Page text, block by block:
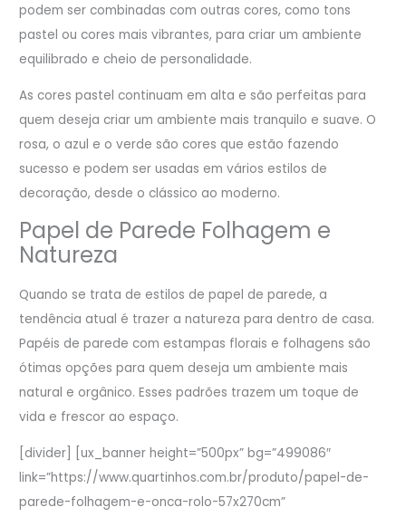
podem ser combinadas com outras cores, como tons
pastel ou cores mais vibrantes, para criar um ambiente
equilibrado e cheio de personalidade.
As cores pastel continuam em alta e são perfeitas para
quem deseja criar um ambiente mais tranquilo e suave. O
rosa, o azul e o verde são cores que estão fazendo
sucesso e podem ser usadas em vários estilos de
decoração, desde o clássico ao moderno.
Papel de Parede Folhagem e
Natureza
Quando se trata de estilos de papel de parede, a
tendência atual é trazer a natureza para dentro de casa.
Papéis de parede com estampas florais e folhagens são
ótimas opções para quem deseja um ambiente mais
natural e orgânico. Esses padrões trazem um toque de
vida e frescor ao espaço.
[divider] [ux_banner height=”500px” bg=”499086″
link=”https://www.quartinhos.com.br/produto/papel-de-
parede-folhagem-e-onca-rolo-57x270cm”